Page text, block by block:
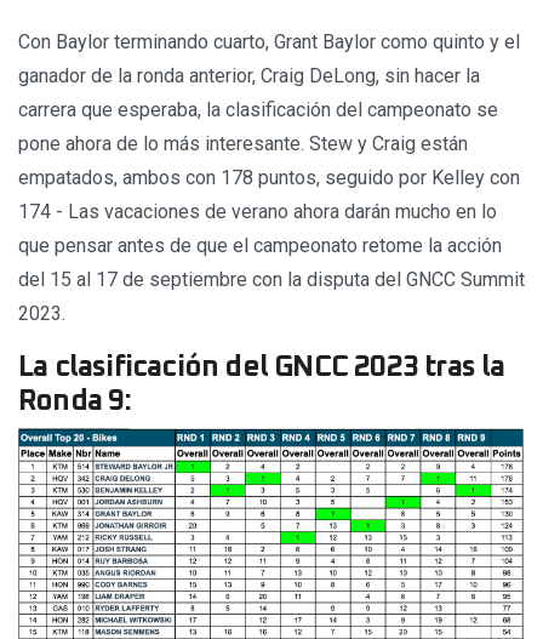
Con Baylor terminando cuarto, Grant Baylor como quinto y el
ganador de la ronda anterior, Craig DeLong, sin hacer la
carrera que esperaba, la clasificación del campeonato se
pone ahora de lo más interesante. Stew y Craig están
empatados, ambos con 178 puntos, seguido por Kelley con
174 - Las vacaciones de verano ahora darán mucho en lo
que pensar antes de que el campeonato retome la acción
del 15 al 17 de septiembre con la disputa del GNCC Summit
2023.
La clasificación del GNCC 2023 tras la
Ronda 9: